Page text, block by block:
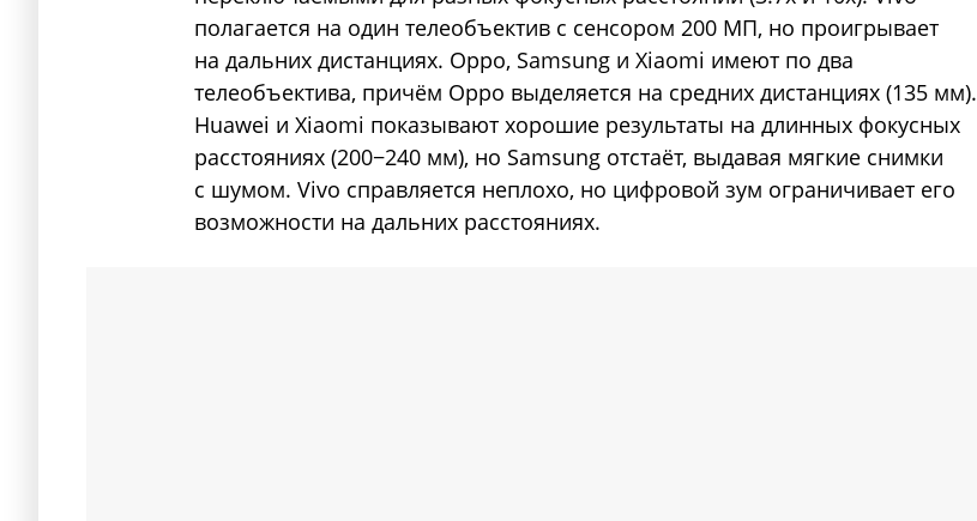
полагается на один телеобъектив с сенсором 200 МП, но проигрывает
на дальних дистанциях. Oppo, Samsung и Xiaomi имеют по два
телеобъектива, причём Oppo выделяется на средних дистанциях (135 мм).
Huawei и Xiaomi показывают хорошие результаты на длинных фокусных
расстояниях (200−240 мм), но Samsung отстаёт, выдавая мягкие снимки
с шумом. Vivo справляется неплохо, но цифровой зум ограничивает его
возможности на дальних расстояниях.